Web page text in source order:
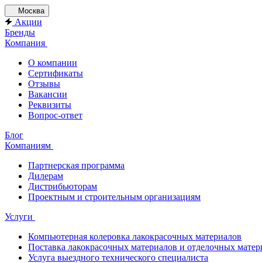
Москва
Акции
Бренды
Компания
О компании
Сертификаты
Отзывы
Вакансии
Реквизиты
Вопрос-ответ
Блог
Компаниям
Партнерская программа
Дилерам
Дистрибьюторам
Проектным и строительным организациям
Услуги
Компьютерная колеровка лакокрасочных материалов
Поставка лакокрасочных материалов и отделочных
Услуга выездного технического специалиста